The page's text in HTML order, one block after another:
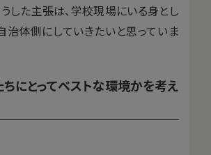
した主張は、学校現場にいる身とし
治体側にしていきたいと思っていま
にとってベストな環境かを考え